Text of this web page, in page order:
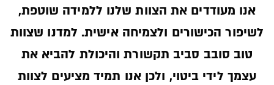
אנו מעודדים את הצוות שלנו ללמידה שוטפת,
לשיפור הכישורים ולצמיחה אישית. למדנו שצוות
טוב סובב סביב תקשורת והיכולת להביא את
עצמך לידי ביטוי, ולכן אנו תמיד מציעים לצוות